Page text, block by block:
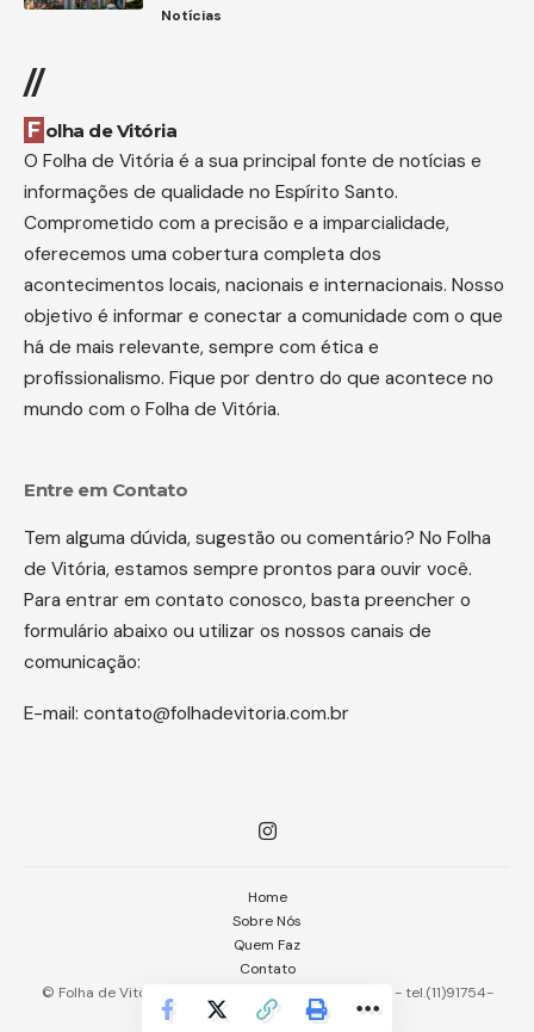
Notícias
//
Folha de Vitória
O Folha de Vitória é a sua principal fonte de notícias e
informações de qualidade no Espírito Santo.
Comprometido com a precisão e a imparcialidade,
oferecemos uma cobertura completa dos
acontecimentos locais, nacionais e internacionais. Nosso
objetivo é informar e conectar a comunidade com o que
há de mais relevante, sempre com ética e
profissionalismo. Fique por dentro do que acontece no
mundo com o Folha de Vitória.
Entre em Contato
Tem alguma dúvida, sugestão ou comentário? No Folha
de Vitória, estamos sempre prontos para ouvir você.
Para entrar em contato conosco, basta preencher o
formulário abaixo ou utilizar os nossos canais de
comunicação:
E-mail: contato@folhadevitoria.com.br
© Folha de Vitória -
- tel.(11)91754-
6532
Home
Sobre Nós
Quem Faz
Contato